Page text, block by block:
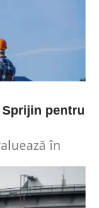
pentru
în